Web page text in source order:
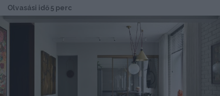
Olvasási idő 5 perc